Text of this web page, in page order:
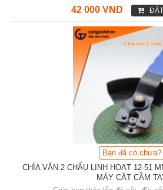
42 000 VND
Bạn đã có chưa?
CHÌA VẶN 2 CHẤU LINH HOẠT 12-51
MÁY CẮT CẦM